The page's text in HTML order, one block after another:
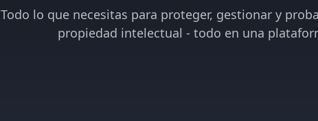
Todo lo que necesitas para proteger, gestionar y
propiedad intelectual - todo en una